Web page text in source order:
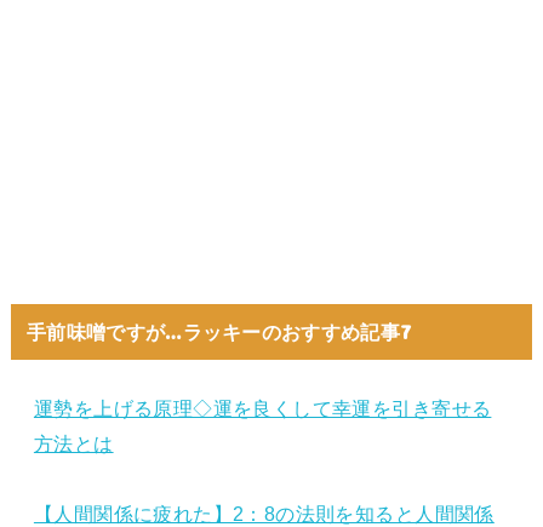
手前味噌ですが…ラッキーのおすすめ記事7
運勢を上げる原理◇運を良くして幸運を引き寄せる
方法とは
【人間関係に疲れた】2：8の法則を知ると人間関係